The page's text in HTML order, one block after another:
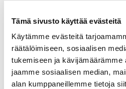
Tämä sivusto käyttää evästeitä
Käytämme evästeitä
räätälöimiseen, sosiaalisen
tukemiseen ja
jaamme sosiaalisen median,
alan kumppaneillemme tietoja
jäsenemme?
Voit tarkistaa
jäsenyyden